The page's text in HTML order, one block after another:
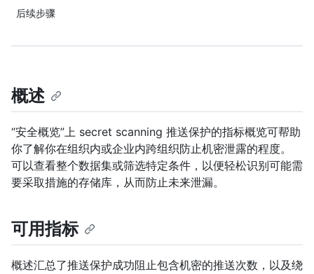
后续步骤
概述
“安全概览”上 secret scanning 推送保护的指标概览可帮助
你了解你在组织内或企业内跨组织防止机密泄露的程度。
可以查看整个数据集或筛选特定条件，以便轻松识别可能需
要采取措施的存储库，从而防止未来泄漏。
可用指标
概述汇总了推送保护成功阻止包含机密的推送次数，以及绕